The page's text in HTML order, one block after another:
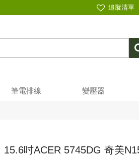
追蹤清單
筆電排線 變壓器
15.6吋ACER 5745DG 奇美